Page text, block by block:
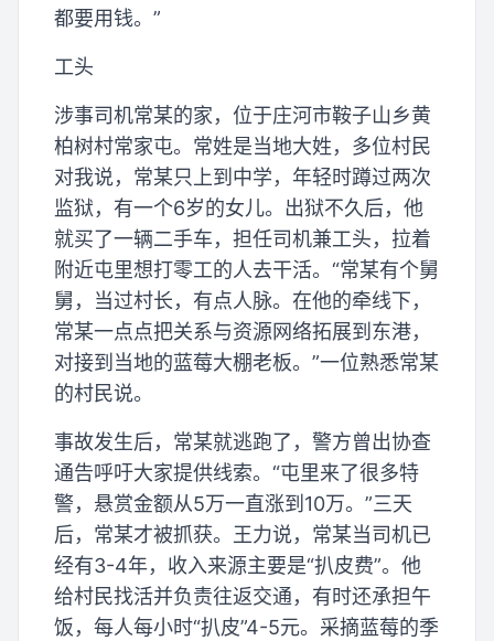
都要用钱。”
工头
涉事司机常某的家，位于庄河市鞍子山乡黄
柏树村常家屯。常姓是当地大姓，多位村民
对我说，常某只上到中学，年轻时蹲过两次
监狱，有一个6岁的女儿。出狱不久后，他
就买了一辆二手车，担任司机兼工头，拉着
附近屯里想打零工的人去干活。“常某有个舅
舅，当过村长，有点人脉。在他的牵线下，
常某一点点把关系与资源网络拓展到东港，
对接到当地的蓝莓大棚老板。”一位熟悉常某
的村民说。
事故发生后，常某就逃跑了，警方曾出协查
通告呼吁大家提供线索。“屯里来了很多特
警，悬赏金额从5万一直涨到10万。”三天
后，常某才被抓获。王力说，常某当司机已
经有3-4年，收入来源主要是“扒皮费”。他
给村民找活并负责往返交通，有时还承担午
饭，每人每小时“扒皮”4-5元。采摘蓝莓的季